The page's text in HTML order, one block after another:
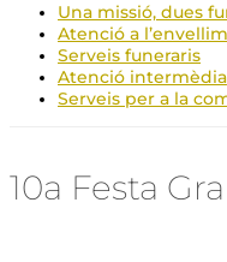
Una missió, dues
Atenció a
Serveis funeraris
Atenció intermèdia
Serveis per a la
10a Festa